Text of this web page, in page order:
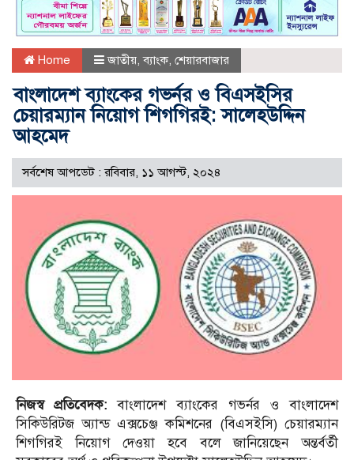
Home জাতীয় ,ব্যাংক শেয়ারবাজার
বাংলাদেশ ব্যাংকের গভর্নর ও বিএসইসির
চেয়ারম্যান নিয়োগ শিগগিরই: সালেহউদ্দিন
আহমেদ
সর্বশেষ আপডেট : রবিবার, ১১ আগস্ট, ২০২৪
নিজস্ব প্রতিবেদক:বাংলাদেশ ব্যাংকের গভর্নর ও বাংলাদেশ
সিকিউরিটজ অ্যান্ড এক্সচেঞ্জ কমিশনের (বিএসইসি) চেয়ারম্যান
শিগগিরই নিয়োগ দেওয়া হবে বলে জানিয়েছেন অন্তর্বর্তী